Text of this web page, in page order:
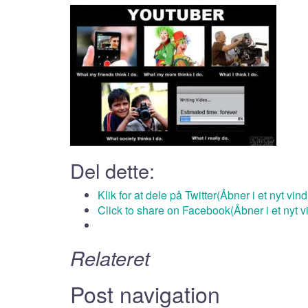
Del dette:
Klik for at dele på Twitter(Åbner i et nyt
Click to share on Facebook(Åbner i et nyt
Relateret
Post navigation